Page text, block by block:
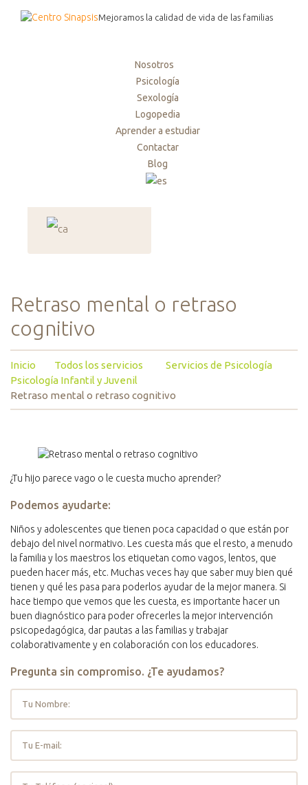
Mejoramos la calidad de vida de las familias
Nosotros
Psicología
Sexología
Logopedia
Aprender a estudiar
Contactar
Blog
Retraso mental o retraso
cognitivo
Inicio Todos los servicios
Servicios de Psicología
Psicología Infantil y Juvenil
Retraso mental o retraso cognitivo
¿Tu hijo parece vago o le cuesta mucho aprender?
Podemos ayudarte:
Niños y adolescentes que tienen poca capacidad o que están por
debajo del nivel normativo. Les cuesta más que el resto, a menudo
la familia y los maestros los etiquetan como vagos, lentos, que
pueden hacer más, etc. Muchas veces hay que saber muy bien qué
tienen y qué les pasa para poderlos ayudar de la mejor manera. Si
hace tiempo que vemos que les cuesta, es importante hacer un
buen diagnóstico para poder ofrecerles la mejor intervención
psicopedagógica, dar pautas a las familias y trabajar
colaborativamente y en colaboración con los educadores.
Pregunta sin compromiso. ¿Te ayudamos?